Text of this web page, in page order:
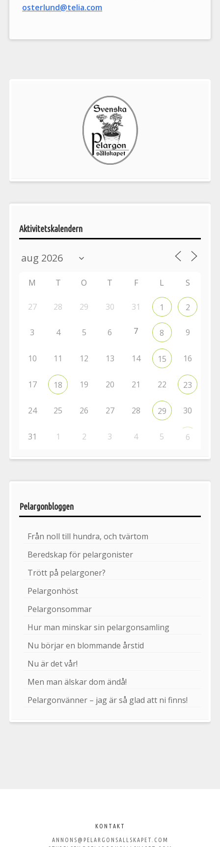
osterlund@telia.com
Pelargonsällskapets
Aktivitetskalendern
M T O T F L S
27 28 29 30 31 1 2
3 4 5 6 7 8 9
10 11 12 13 14 15 16
17 18 19 20 21 22 23
24 25 26 27 28 29 30
31 1 2 3 4 5 6
Pelargonbloggen
Från noll till hundra, och tvärtom
Beredskap för pelargonister
Trött på pelargoner?
Pelargonhöst
Pelargonsommar
Hur man minskar sin pelargonsamling
Nu börjar en blommande årstid
Nu är det vår!
Men man älskar dom ändå!
Pelargonvänner – jag är så glad att ni finns!
KONTAKT
ANNONS@PELARGONSALLSKAPET.COM